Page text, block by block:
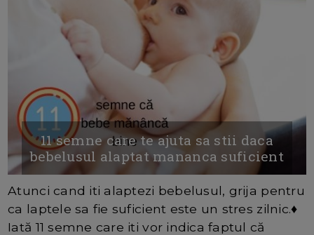
11 semne care te ajuta sa stii daca
bebelusul alaptat mananca suficient
Atunci cand iti alaptezi bebelusul, grija pentru
ca laptele sa fie suficient este un stres zilnic.♦
Iată 11 semne care iti vor indica faptul că